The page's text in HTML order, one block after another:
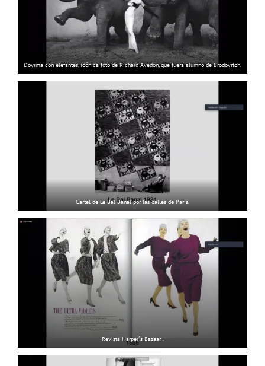
Dovima con elefantes, icónica foto de Richard Avedon, que fuera alumno de Brodovitch.
Cartel de Le Bal Banal por las calles de Paris.
Revista Harper´s Bazaar .